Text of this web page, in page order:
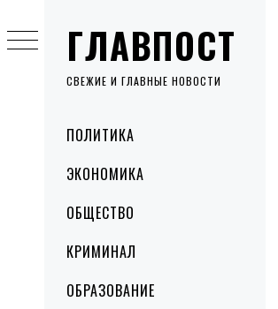
ГЛАВПОСТ
СВЕЖИЕ И ГЛАВНЫЕ НОВОСТИ
MenuПОЛИТИКА
ЭКОНОМИКА
ОБЩЕСТВО
КРИМИНАЛ
ОБРАЗОВАНИЕ
to
content